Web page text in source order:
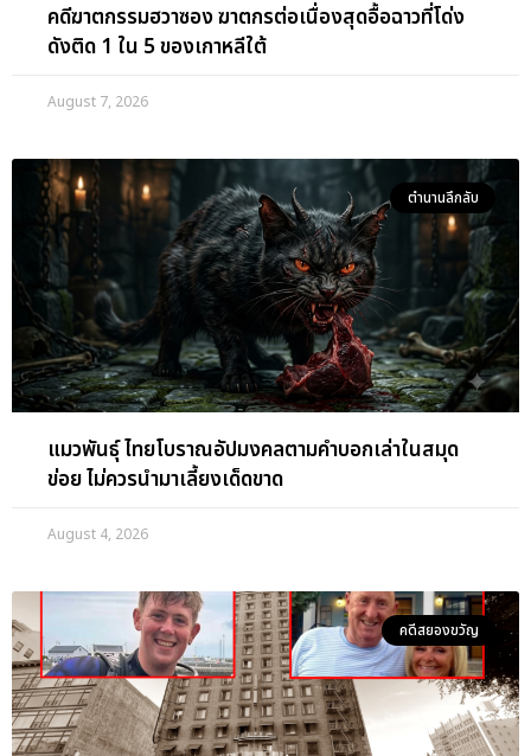
คดีฆาตกรรมฮวาซอง ฆาตกรต่อเนื่องสุดอื้อฉาวที่โด่ง
ดังติด 1 ใน 5 ของเกาหลีใต้
August 7, 2026
ตำนานลึกลับ
แมวพันธุ์ ไทยโบราณอัปมงคลตามคำบอกเล่าในสมุด
ข่อย ไม่ควรนำมาเลี้ยงเด็ดขาด
August 4, 2026
คดีสยองขวัญ